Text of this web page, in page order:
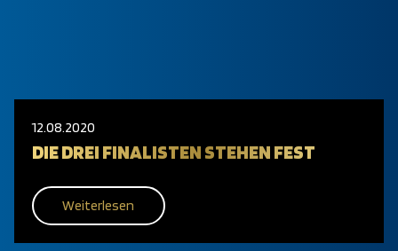
12.08.2020
DIE DREI FINALISTEN STEHEN FEST
Weiterlesen